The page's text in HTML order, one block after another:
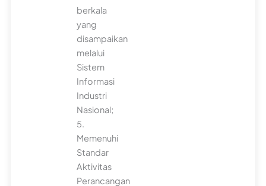
berkala
yang
disampaikan
melalui
Sistem
Informasi
Industri
Nasional;
5.
Memenuhi
Standar
Aktivitas
Perancangan